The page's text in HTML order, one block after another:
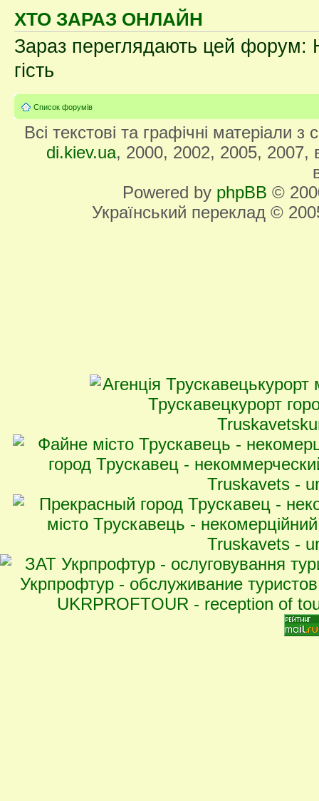
ХТО ЗАРАЗ ОНЛАЙН
Зараз переглядають цей форум:
гість
Список форумів
Всі текстові та графічні матеріали
di.kiev.ua, 2000, 2002, 2005, 2007,
Powered by phpBB ©
Український переклад ©